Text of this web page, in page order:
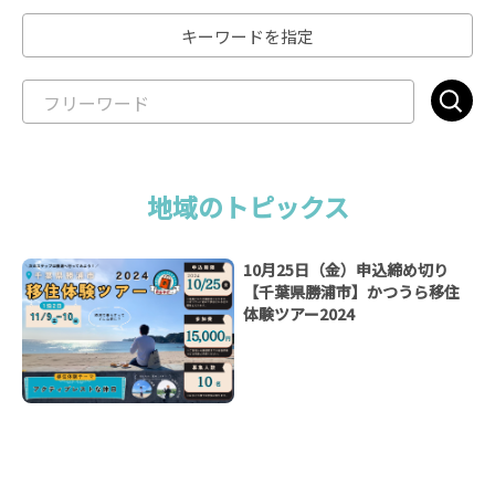
キーワードを指定
地域のトピックス
10月25日（金）申込締め切り
【千葉県勝浦市】かつうら移住
体験ツアー2024